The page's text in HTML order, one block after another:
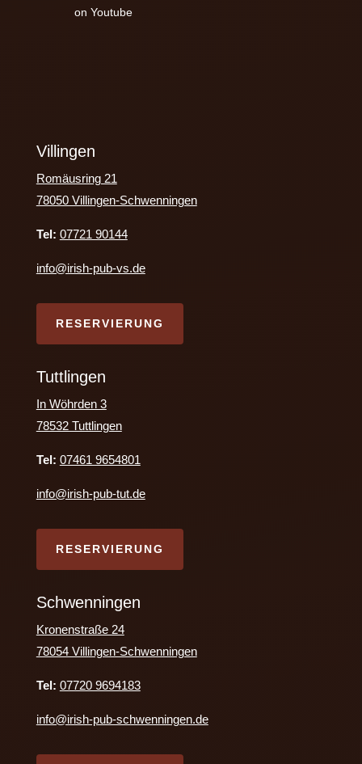
on Youtube
Villingen
Romäusring 21
78050 Villingen-Schwenningen
Tel: 07721 90144
info@irish-pub-vs.de
RESERVIERUNG
Tuttlingen
In Wöhrden 3
78532 Tuttlingen
Tel: 07461 9654801
info@irish-pub-tut.de
RESERVIERUNG
Schwenningen
Kronenstraße 24
78054 Villingen-Schwenningen
Tel: 07720 9694183
info@irish-pub-schwenningen.de